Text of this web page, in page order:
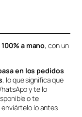
a mano, con un
en los pedidos
, lo que significa que
y te lo
o te
lo antes